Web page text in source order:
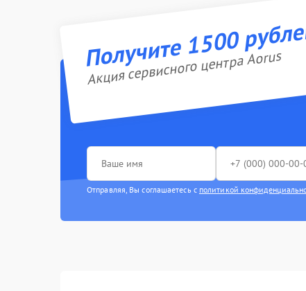
Получите 1500
Акция сервисного центра Aorus
Отправляя, Вы соглашаетесь с политикой